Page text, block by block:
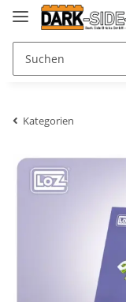
Kategorien